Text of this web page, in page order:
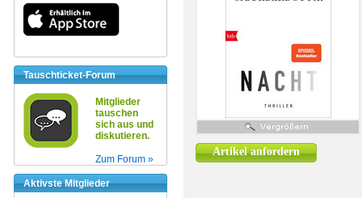
Tauschticket-Forum
Mitglieder
tauschen
sich aus und
diskutieren.
Zum Forum »
Aktivste Mitglieder
Artikel anfordern